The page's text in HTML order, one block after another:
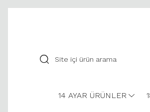
14 AYAR ÜRÜNLER